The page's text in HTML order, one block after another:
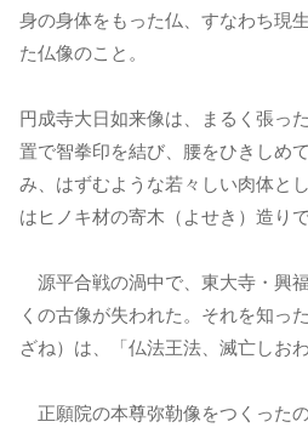
身の身体をもった仏、すなわち現
た仏像のこと。
円成寺大日如来像は、まるく張っ
置で智拳印を結び、腰をひきしめ
み、はずむような若々しい肉体と
はヒノキ材の寄木（よせき）造り
源平合戦の渦中で、東大寺・興
くの古像が失われた。それを知っ
ざね）は、「仏法王法、滅亡しお
正願院の本尊弥勒像をつくった